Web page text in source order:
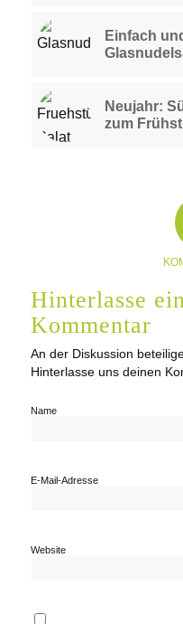
Einfach
Neujahr:
zum
Hinterlasse
Kommentar
An der Diskussion
Hinterlasse uns deinen
Name
E-Mail-Adresse
Website